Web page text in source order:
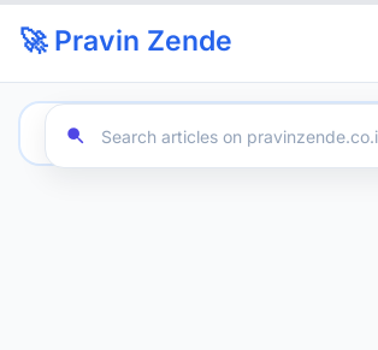
🚀 Pravin Zende